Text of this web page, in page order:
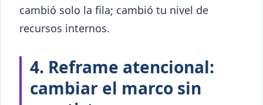
cambió solo la fila; cambió tu nivel de
recursos internos.
4. Reframe atencional:
cambiar el marco sin